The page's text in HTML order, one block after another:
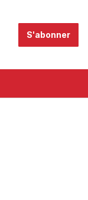
S'abonner